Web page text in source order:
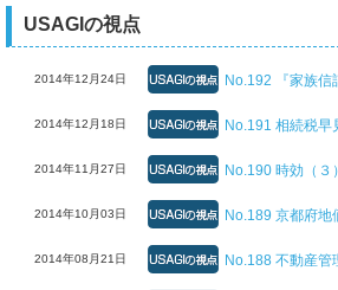
USAGIの視点
2014年12月24日 No.192 『家族信
2014年12月18日 No.191 相続税早
2014年11月27日 No.190 時効（３
2014年10月03日 No.189 京都府地
2014年08月21日 No.188 不動産管